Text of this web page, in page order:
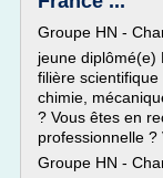
Groupe HN -
jeune diplômé(e)
filière
chimie,
? Vous êtes en
professionnelle ?
Groupe HN -